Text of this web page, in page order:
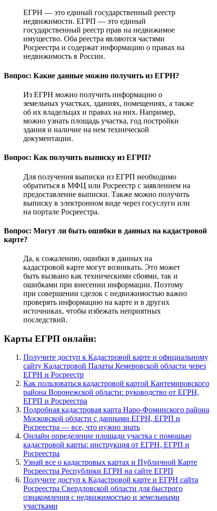
ЕГРН — это единый государственный реестр
недвижимости. ЕГРП — это единый
государственный реестр прав на недвижимое
имущество. Оба реестра являются частями
Росреестра и содержат информацию о правах на
недвижимость в России.
Вопрос: Какие данные можно получить из ЕГРН?
Из ЕГРН можно получить информацию о
земельных участках, зданиях, помещениях, а также
об их владельцах и правах на них. Например,
можно узнать площадь участка, год постройки
здания и наличие на нем технической
документации.
Вопрос: Как получить выписку из ЕГРП?
Для получения выписки из ЕГРП необходимо
обратиться в МФЦ или Росреестр с заявлением на
предоставление выписки. Также можно получить
выписку в электронном виде через госуслуги или
на портале Росреестра.
Вопрос: Могут ли быть ошибки в данных на кадастровой
карте?
Да, к сожалению, ошибки в данных на
кадастровой карте могут возникать. Это может
быть вызвано как техническими сбоями, так и
ошибками при внесении информации. Поэтому
при совершении сделок с недвижимостью важно
проверять информацию на карте и в других
источниках, чтобы избежать неприятных
последствий.
Карты ЕГРП онлайн:
Получите доступ к Кадастровой карте и официальному
сайту Кадастровой Палаты Кемеровской области через
ЕГРН и Росреестр
Как пользоваться кадастровой картой Кантемировского
района Воронежской области: руководство от ЕГРН,
ЕГРП и Росреестра
Подробная кадастровая карта Наро-Фоминского района
Московской области с данными ЕГРН, ЕГРП и
Росреестра — все, что нужно знать
Онлайн определение площади участка с помощью
кадастровой карты: инструкция от ЕГРН, ЕГРП и
Росреестра
Узнай все о кадастровых картах и Публичной Карте
Росреестра Республики ЕГРН на сайте ЕГРП
Получите доступ к Кадастровой карте и ЕГРН сайта
Росреестра Свердловской области для быстрого
ознакомления с недвижимостью и земельными
участками